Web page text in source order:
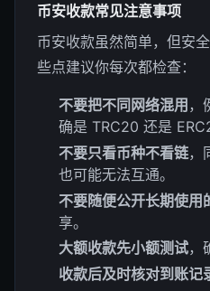
币安收款常见注意事项
币安收款虽然简单，但安
些点建议你每次都检查：
不要把不同网络混用 ，
确是 TRC20 还是
不要只看币种不看链，
也可能无法互通。
不要随便公开长期使用
享。
大额收款先小额测试，
收款后及时核对到账记